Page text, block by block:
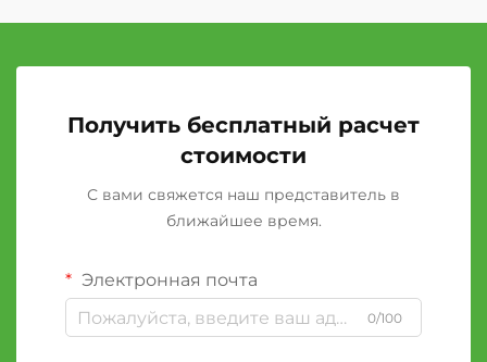
Получить бесплатный расчет
стоимости
С вами свяжется наш представитель в
ближайшее время.
Электронная почта
0/100